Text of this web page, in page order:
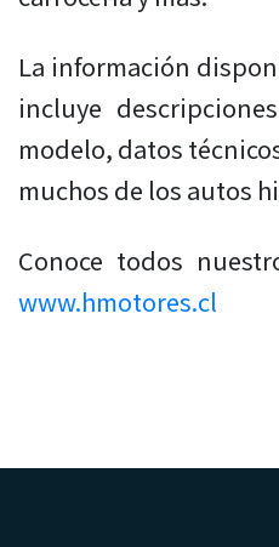
La información
incluye
modelo, datos
muchos de los autos
Conoce todos
www.hmotores.cl